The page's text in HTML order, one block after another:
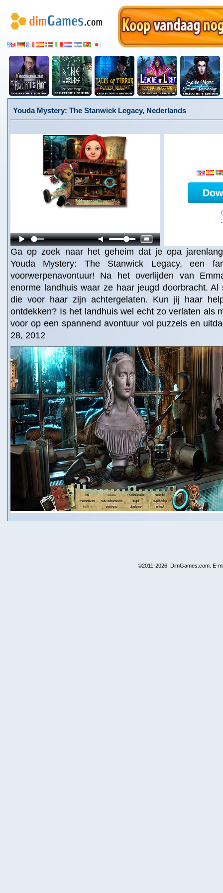
Youda Mystery: The Stanwick Legacy, Nederlands
Ga op zoek naar het geheim dat je opa
Youda Mystery: The Stanwick Legacy, een
voorwerpenavontuur! Na het overlijden van
enorme landhuis waar ze haar jeugd doorbracht.
die voor haar zijn achtergelaten. Kun jij haar
ontdekken? Is het landhuis wel echt zo verlaten als
voor op een spannend avontuur vol puzzels en
28, 2012
©2011-2026, DimGames.com. E-